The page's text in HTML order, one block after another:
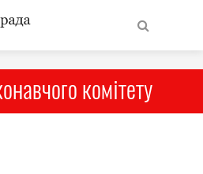
комітету